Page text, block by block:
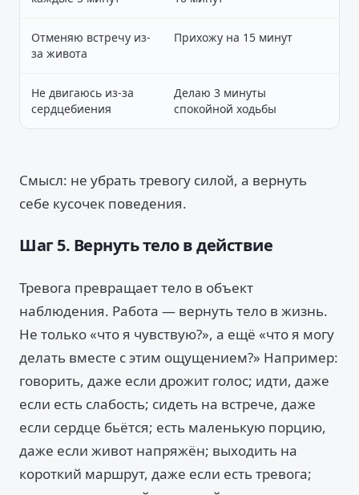
Отменяю встречу из-
за живота
Прихожу на 15 минут
Не двигаюсь из-за
сердцебиения
Делаю 3 минуты
спокойной ходьбы
Смысл: не убрать тревогу силой, а вернуть
себе кусочек поведения.
Шаг 5. Вернуть тело в действие
Тревога превращает тело в объект
наблюдения. Работа — вернуть тело в жизнь.
Не только «что я чувствую?», а ещё «что я могу
делать вместе с этим ощущением?» Например:
говорить, даже если дрожит голос; идти, даже
если есть слабость; сидеть на встрече, даже
если сердце бьётся; есть маленькую порцию,
даже если живот напряжён; выходить на
короткий маршрут, даже если есть тревога;